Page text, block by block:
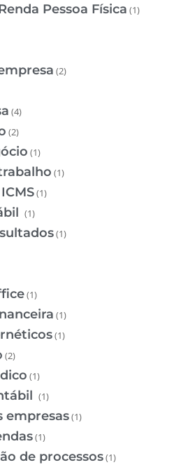
Pessoa Física (1)
(2)
(4)
(2)
(1)
(1)
(1)
(1)
(1)
(1)
(1)
(1)
(2)
(1)
(1)
empresas(1)
(1)
de processos(1)